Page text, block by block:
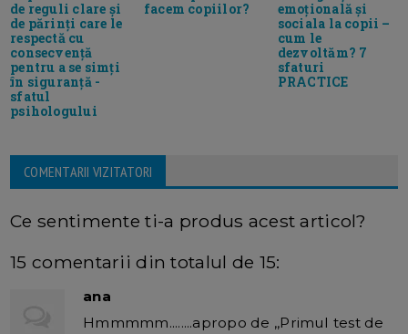
de reguli clare și
de părinți care le
respectă cu
consecvență
pentru a se simți
în siguranță -
sfatul
psihologului
facem copiilor?
emoțională și
sociala la copii –
cum le
dezvoltăm? 7
sfaturi
PRACTICE
COMENTARII VIZITATORI
Ce sentimente ti-a produs acest articol?
15 comentarii din totalul de 15:
ana
Hmmmmm........apropo de ,,Primul test de